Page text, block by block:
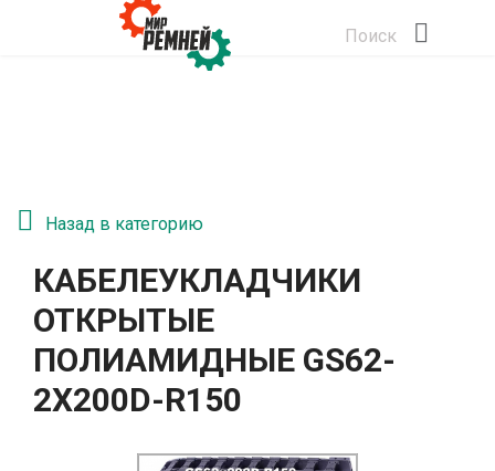
Поиск
Назад в категорию
КАБЕЛЕУКЛАДЧИКИ
ОТКРЫТЫЕ
ПОЛИАМИДНЫЕ GS62-
2Х200D-R150